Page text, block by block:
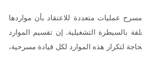
عمليات متعددة للاعتقاد بأن مواردها
التشغيلية. إن تقسيم الموارد
لتكرار هذه الموارد لكل قيادة مسرحية،